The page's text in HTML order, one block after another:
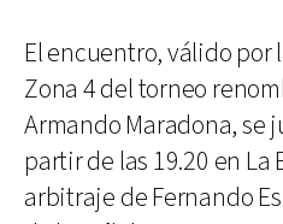
El encuentro, válido por
Zona 4 del torneo
Armando Maradona, se
partir de las 19.20 en
arbitraje de Fernando